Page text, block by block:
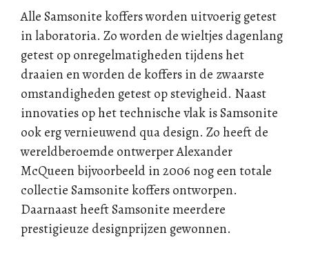
Alle Samsonite koffers worden uitvoerig getest
in laboratoria. Zo worden de wieltjes dagenlang
getest op onregelmatigheden tijdens het
draaien en worden de koffers in de zwaarste
omstandigheden getest op stevigheid. Naast
innovaties op het technische vlak is Samsonite
ook erg vernieuwend qua design. Zo heeft de
wereldberoemde ontwerper Alexander
McQueen bijvoorbeeld in 2006 nog een totale
collectie Samsonite koffers ontworpen.
Daarnaast heeft Samsonite meerdere
prestigieuze designprijzen gewonnen.